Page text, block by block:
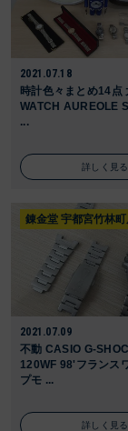
2021.07.18
時計色々まとめ14点
WATCH AUREOLE
...
詳しく見る
錬金堂 宇都宮竹林
2021.07.09
不動 CASIO G-
120WF 98'フランス
プモ ...
詳しく見る